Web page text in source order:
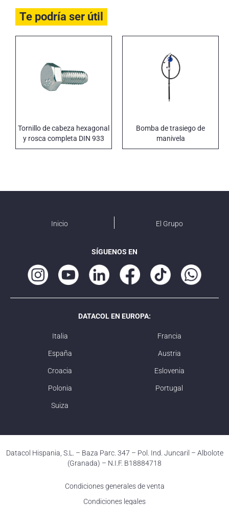
Te podría ser útil
Tornillo de cabeza hexagonal
y rosca completa DIN 933
Bomba de trasiego de
manivela
Inicio El Grupo
SÍGUENOS EN
DATACOL EN EUROPA:
Italia Francia
España Austria
Croacia Eslovenia
Polonia Portugal
Suiza
Datacol Hispania, S.L. – Baza Parc. 347 – Pol. Ind. Juncaril – Albolote
(Granada) – N.I.F. B18884718
Condiciones generales de venta
Condiciones legales